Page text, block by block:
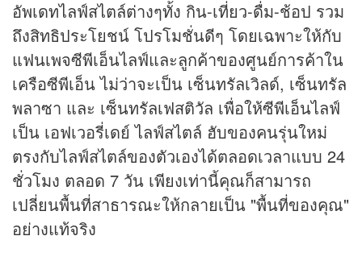
อัพเดทไลฟ์สไตล์ต่างๆทั้ง กิน-เที่ยว-ดื่ม-ช้อป รวม
ถึงสิทธิประโยชน์ โปรโมชั่นดีๆ โดยเฉพาะให้กับ
แฟนเพจซีพีเอ็นไลฟ์และลูกค้าของศูนย์การค้าใน
เครือซีพีเอ็น ไม่ว่าจะเป็น เซ็นทรัลเวิลด์, เซ็นทรัล
พลาซา และ เซ็นทรัลเฟสติวัล เพื่อให้ซีพีเอ็นไลฟ์
เป็น เอฟเวอรี่เดย์ ไลฟ์สไตล์ ฮับของคนรุ่นใหม่
ตรงกับไลฟ์สไตล์ของตัวเองได้ตลอดเวลาแบบ 24
ชั่วโมง ตลอด 7 วัน เพียงเท่านี้คุณก็สามารถ
เปลี่ยนพื้นที่สาธารณะให้กลายเป็น "พื้นที่ของคุณ"
อย่างแท้จริง